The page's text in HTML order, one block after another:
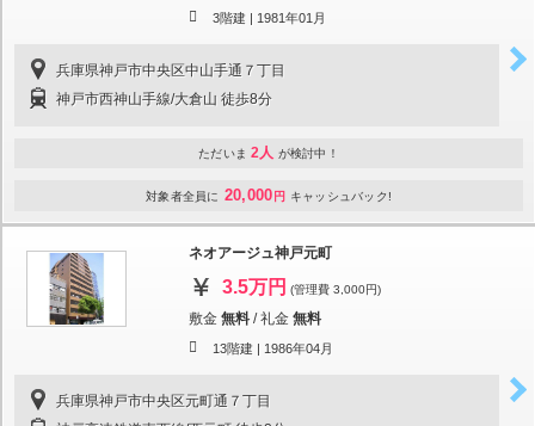
3階建 | 1981年01月
兵庫県神戸市中央区中山手通７丁目
神戸市西神山手線/大倉山 徒歩8分
ただいま 2人 が検討中！
対象者全員に 20,000 円 キャッシュバック!
ネオアージュ神戸元町
3.5万円 (管理費 3,000円)
敷金 無料 /礼金 無料
13階建 | 1986年04月
兵庫県神戸市中央区元町通７丁目